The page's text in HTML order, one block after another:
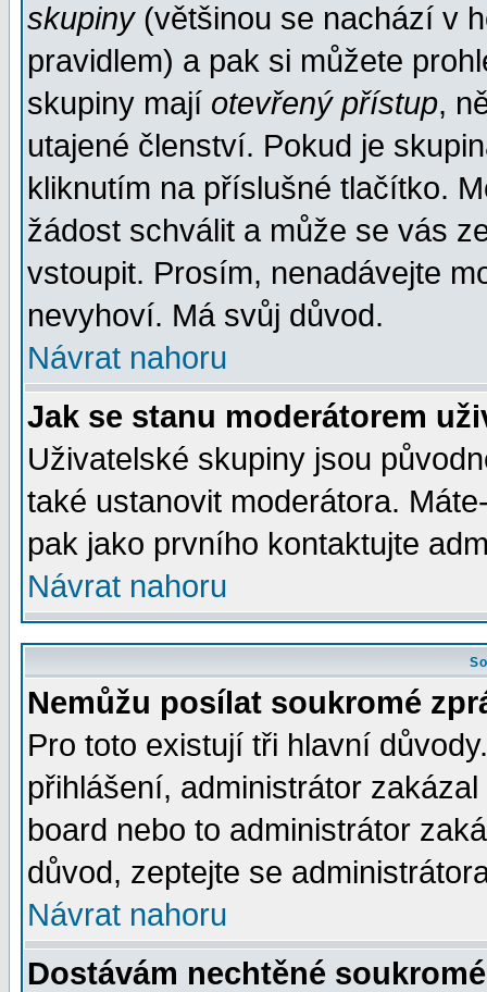
skupiny(většinou se nachází v
pravidlem) a pak si můžete
skupiny mají otevřený přístup,
utajené členství. Pokud je
kliknutím na příslušné tlačítko.
žádost schválit a může se vás
vstoupit. Prosím, nenadávejte
nevyhoví. Má svůj důvod.
Návrat nahoru
Jak se stanu moderátorem
Uživatelské skupiny jsou
také ustanovit moderátora.
pak jako prvního kontaktujte
Návrat nahoru
Nemůžu posílat soukromé
Pro toto existují tři hlavní
přihlášení, administrátor
board nebo to administrátor
důvod, zeptejte se
Návrat nahoru
Dostávám nechtěné